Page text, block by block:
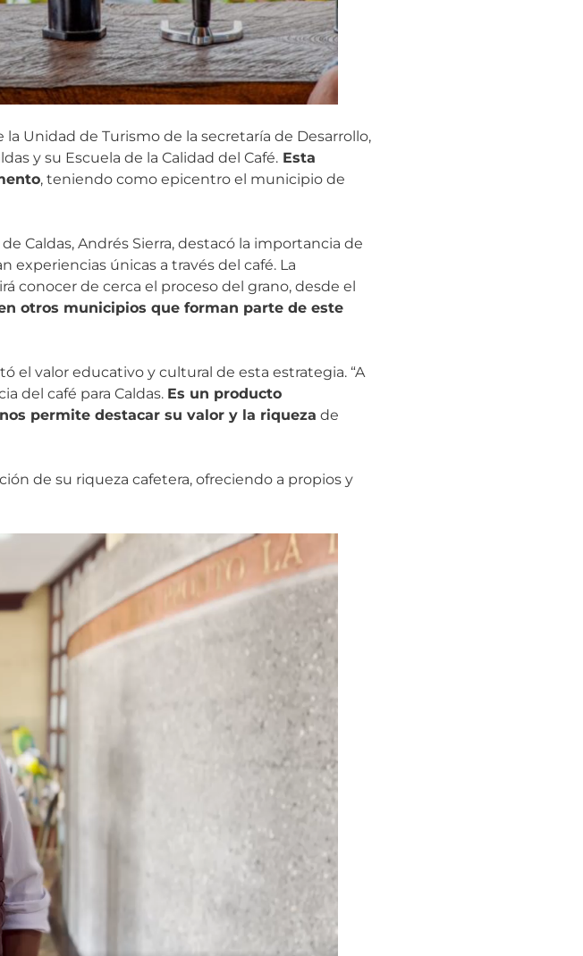
Unidad de Turismo de la secretaría de Desarrollo,
y su Escuela de la Calidad del Café. Esta
, teniendo como epicentro el municipio de
Caldas, Andrés Sierra, destacó la importancia de
experiencias únicas a través del café. La
conocer de cerca el proceso del grano, desde el
otros municipios que forman parte de este
el valor educativo y cultural de esta estrategia. “A
del café para Caldas. Es un producto
permite destacar su valor y la riqueza de
de su riqueza cafetera, ofreciendo a propios y